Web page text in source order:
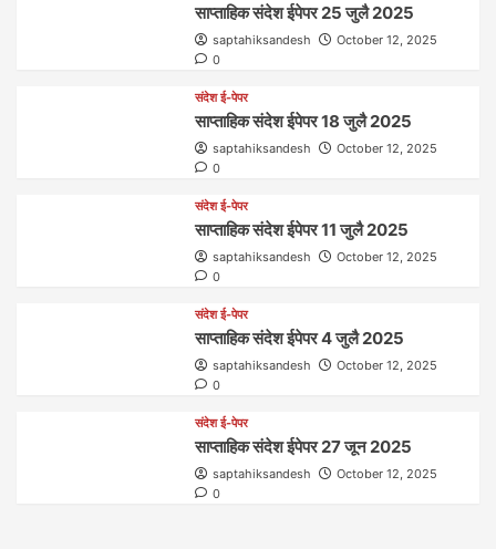
साप्ताहिक संदेश ईपेपर 25 जुलै 2025
saptahiksandesh
October 12, 2025
0
संदेश ई-पेपर
साप्ताहिक संदेश ईपेपर 18 जुलै 2025
saptahiksandesh
October 12, 2025
0
संदेश ई-पेपर
साप्ताहिक संदेश ईपेपर 11 जुलै 2025
saptahiksandesh
October 12, 2025
0
संदेश ई-पेपर
साप्ताहिक संदेश ईपेपर 4 जुलै 2025
saptahiksandesh
October 12, 2025
0
संदेश ई-पेपर
साप्ताहिक संदेश ईपेपर 27 जून 2025
saptahiksandesh
October 12, 2025
0